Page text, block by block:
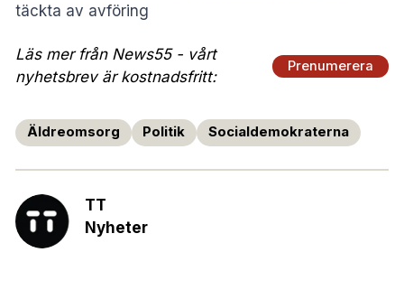
täckta av avföring
Läs mer från News55 - vårt
nyhetsbrev är kostnadsfritt:
Prenumerera
Äldreomsorg Politik Socialdemokraterna
TT
Nyheter